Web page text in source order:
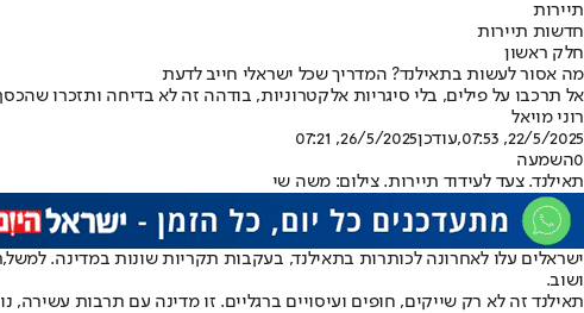
תיירות
חדשות תיירות
חלק ראשון
מה אסור לעשות בתאילנד? המדריך שכל ישראלי חייב לדעת
אל תרכבו על פילים, בלי סיגריות אלקטרוניות, בודהה זה לא בדיחה ותזכרו
רוני מויאל
22/5/2025, 07:53
,עודכן26/5/2025, 07:21
0השמעה
תאילנד. צעד לעידוד תיירות. צילום: משה שי
ישראלים עלו לאחרונה לכותרות בתאילנד, בעקבות תקריות שונות במדינה. למשל,
ושוב.
תאילנד זה לא רק שייקים, חופים ועיסויים ברגליים. זו מדינה עם תרבות